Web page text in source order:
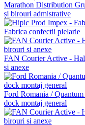
Marathon Distribution
și birouri admistrative
Fabrica confectii pielarie
FAN Courier Active -
si anexe
Ford Romania /
dock montaj general